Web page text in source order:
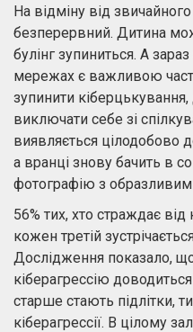
На відміну від звичайного
безперервний. Дитина
булінг зупиниться. А
мережах є важливою
зупинити
виключати себе зі
виявляється цілодобово
а вранці знову бачить в
фотографію з образливим
56% тих, хто страждає від
кожен третій
Дослідження показало,
кіберагрессію
старше стають підлітки,
кіберагрессії. В цілому